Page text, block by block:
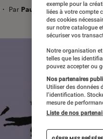
・ Par Pauline Licata
exemple pour la
liées à votre compte
des cookies
sur notre catalogue
sécuriser vos
Notre organisation
telles que les
pouvez accepter ou
Nos partenaires
Utiliser des données
l’identification.
mesure de
Liste de nos